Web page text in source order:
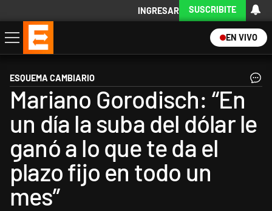
INGRESAR SUSCRIBITE
EN VIVO
Economía
Política
Internacional
Actualidad
Descargá la App
ESQUEMA CAMBIARIO
Mariano Gorodisch: “En
un día la suba del dólar le
ganó a lo que te da el
plazo fijo en todo un
mes”